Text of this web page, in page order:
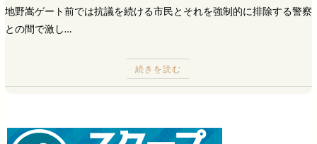
地野嵩ゲート前では抗議を続ける市民とそれを強制的に排除する警察
との間で激し…
続きを読む